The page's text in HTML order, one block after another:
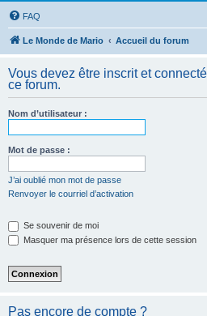
FAQ
Le Monde de Mario Accueil du forum
Vous devez être inscrit et
ce forum.
Nom d’utilisateur :
Mot de passe :
J’ai oublié mon mot de passe
Renvoyer le courriel d’activation
Se souvenir de moi
Masquer ma présence lors de cette session
Pas encore de compte ?